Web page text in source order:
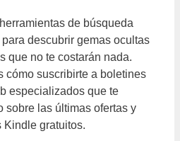
de búsqueda
descubrir gemas ocultas
que no te costarán nada.
cómo suscribirte a boletines
especializados que te
sobre las últimas ofertas y
Kindle gratuitos.